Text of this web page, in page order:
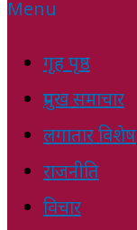
Menu
गृह पृष्ठ
प्रमुख समाचार
लगातार विशेष
राजनीति
विचार